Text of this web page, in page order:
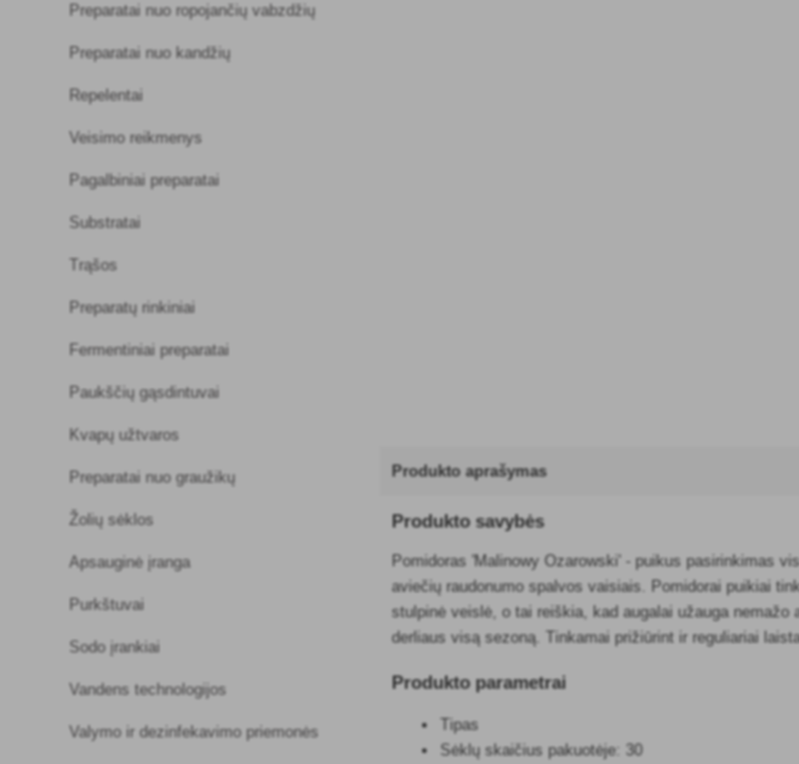
Preparatai nuo ropojančių vabzdžių
Preparatai nuo kandžių
Repelentai
Veisimo reikmenys
Pagalbiniai preparatai
Substratai
Trąšos
Preparatų rinkiniai
Fermentiniai preparatai
Paukščių gąsdintuvai
Kvapų užtvaros
Preparatai nuo graužikų
Žolių sėklos
Apsauginė įranga
Purkštuvai
Sodo įrankiai
Vandens technologijos
Valymo ir dezinfekavimo priemonės
Produkto aprašymas
Produkto savybės
Pomidoras 'Malinowy Ozarowski' - puikus pasirinkimas
aviečių raudonumo spalvos vaisiais. Pomidorai puikiai
stulpinė veislė, o tai reiškia, kad augalai užauga
derliaus visą sezoną. Tinkamai prižiūrint ir reguliariai
Produkto parametrai
Tipas
Sėklų skaičius pakuotėje: 30